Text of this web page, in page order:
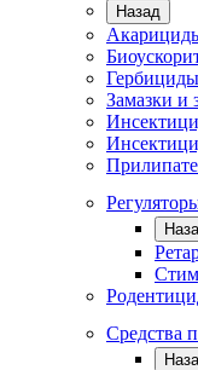
Назад
Гербициды
Замазки и
Средства